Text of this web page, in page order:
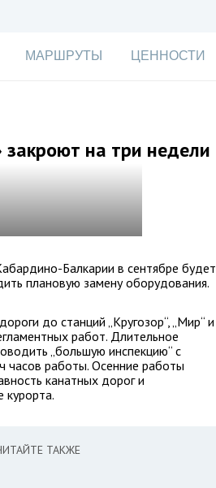
МАРШРУТЫ ЦЕННОСТИ
закроют на три недели
Балкарии в сентябре будет
плановую замену оборудования.
до станций „Кругозор“, „Мир“ и
работ. Длительное
„большую инспекцию“ с
часов работы. Осенние работы
канатных дорог и
курорта.
ТАКЖЕ